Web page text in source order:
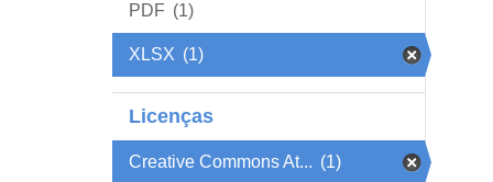
PDF (1)
XLSX (1)
Licenças
Creative Commons At... (1)